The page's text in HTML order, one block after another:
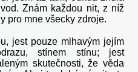
Znám každou nit, z níž
pro mne všecky zdroje.
jest pouze mlhavým jejím
stínem stínu; jest
skutečnosti, že věda